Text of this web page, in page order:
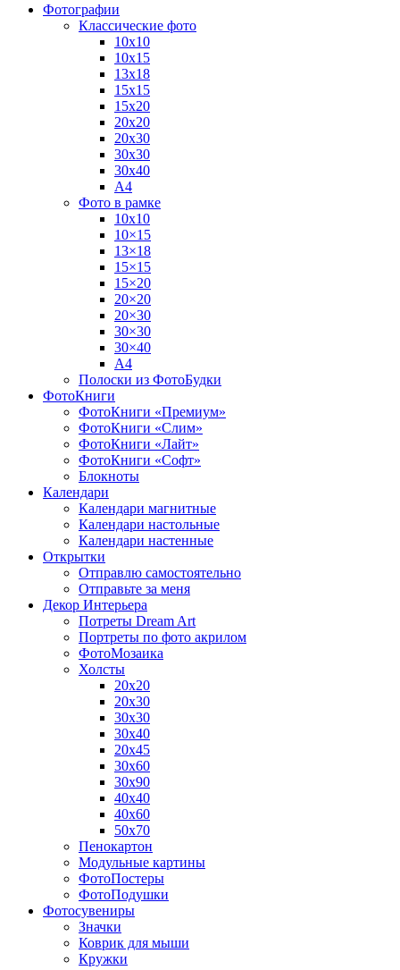
Фотографии
Классические фото
10х10
10х15
13х18
15х15
15х20
20х20
20х30
30х30
30х40
А4
Фото в рамке
10х10
10×15
13×18
15×15
15×20
20×20
20×30
30×30
30×40
A4
Полоски из ФотоБудки
ФотоКниги
ФотоКниги «Премиум»
ФотоКниги «Слим»
ФотоКниги «Лайт»
ФотоКниги «Софт»
Блокноты
Календари
Календари магнитные
Календари настольные
Календари настенные
Открытки
Отправлю самостоятельно
Отправьте за меня
Декор Интерьера
Потреты Dream Art
Портреты по фото акрилом
ФотоМозаика
Холсты
20х20
20х30
30х30
30х40
20х45
30х60
30х90
40х40
40х60
50х70
Пенокартон
Модульные картины
ФотоПостеры
ФотоПодушки
Фотоcувениры
Значки
Коврик для мыши
Кружки